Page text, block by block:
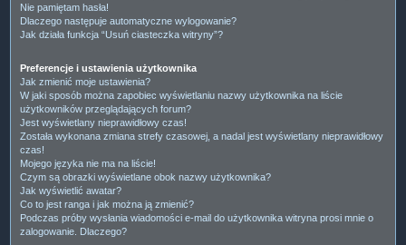
Nie pamiętam hasła!
Dlaczego następuje automatyczne wylogowanie?
Jak działa funkcja “Usuń ciasteczka witryny”?
Preferencje i ustawienia użytkownika
Jak zmienić moje ustawienia?
W jaki sposób można zapobiec wyświetlaniu nazwy użytkownika na liście
użytkowników przeglądających forum?
Jest wyświetlany nieprawidłowy czas!
Została wykonana zmiana strefy czasowej, a nadal jest wyświetlany nieprawidłowy
czas!
Mojego języka nie ma na liście!
Czym są obrazki wyświetlane obok nazwy użytkownika?
Jak wyświetlić awatar?
Co to jest ranga i jak można ją zmienić?
Podczas próby wysłania wiadomości e-mail do użytkownika witryna prosi mnie o
zalogowanie. Dlaczego?